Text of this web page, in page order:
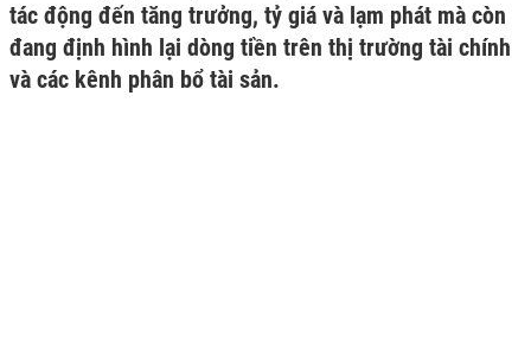
tác động đến tăng trưởng, tỷ giá và lạm phát mà còn
đang định hình lại dòng tiền trên thị trường tài chính
và các kênh phân bổ tài sản.